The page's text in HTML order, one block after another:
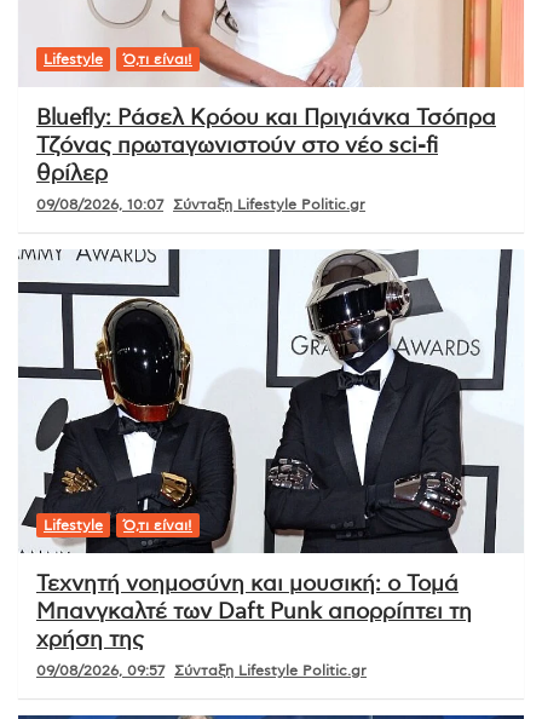
Lifestyle Ό,τι είναι!
Bluefly: Ράσελ Κρόου και Πριγιάνκα Τσόπρα
Τζόνας πρωταγωνιστούν στο νέο sci-fi
θρίλερ
09/08/2026, 10:07 Σύνταξη Lifestyle Politic.gr
Lifestyle Ό,τι είναι!
Τεχνητή νοημοσύνη και μουσική: ο Τομά
Μπανγκαλτέ των Daft Punk απορρίπτει τη
χρήση της
09/08/2026, 09:57 Σύνταξη Lifestyle Politic.gr